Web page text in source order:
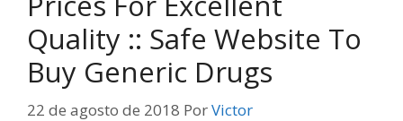
Quality :: Safe Website To
Buy Generic Drugs
22 de agosto de 2018 PorVictor